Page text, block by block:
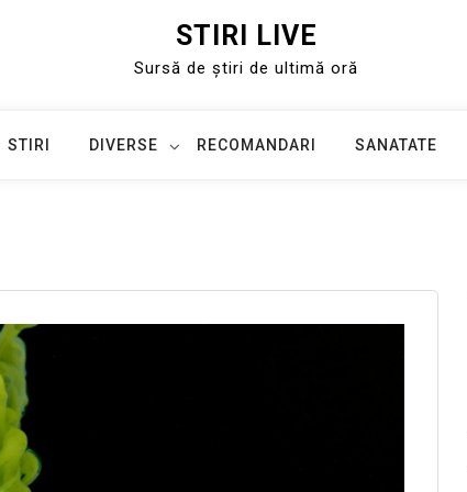
STIRI LIVE
Sursă de știri de ultimă oră
STIRI DIVERSE RECOMANDARI SANATATE